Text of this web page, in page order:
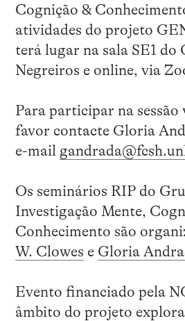
Cognição &
atividades do projeto
terá lugar na sala SE1 do
Negreiros e online, via
Para participar na
favor contacte Gloria
e-mail
Os seminários RIP do
Investigação Mente,
Conhecimento são
W. Clowes e Gloria
Evento financiado pela
âmbito do projeto